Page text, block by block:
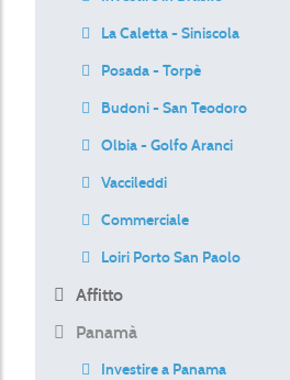
La Caletta - Siniscola
Posada - Torpè
Budoni - San Teodoro
Olbia - Golfo Aranci
Vaccileddi
Commerciale
Loiri Porto San Paolo
Affitto
Panamà
Investire a Panama